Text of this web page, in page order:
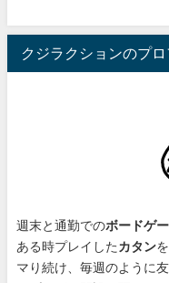
クジラクションのプ
週末と通勤でのボードゲ
ある時プレイした カタン
マり続け 、毎週のように